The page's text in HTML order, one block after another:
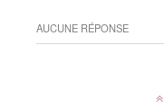
AUCUNE RÉPONSE